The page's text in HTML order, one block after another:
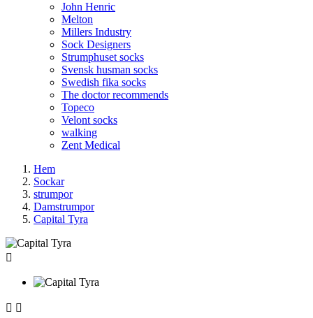
John Henric
Melton
Millers Industry
Sock Designers
Strumphuset socks
Svensk husman socks
Swedish fika socks
The doctor recommends
Topeco
Velont socks
walking
Zent Medical
Hem
Sockar
strumpor
Damstrumpor
Capital Tyra

 